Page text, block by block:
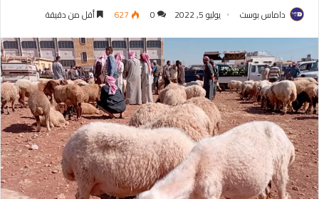
داماس بوست يوليو 5, 2022 0
627 أقل من دقيقة